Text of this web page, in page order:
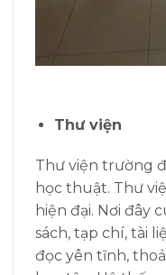
Thư viện
Thư viện trường
học thuật. Thư
hiện đại. Nơi đây
sách, tạp chí, tài
đọc yên tĩnh,